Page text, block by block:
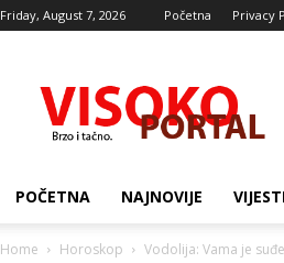
Friday, August 7, 2026 Početna Privacy
portal
POČETNA NAJNOVIJE
Home Horoskop Vodolija: Vama je